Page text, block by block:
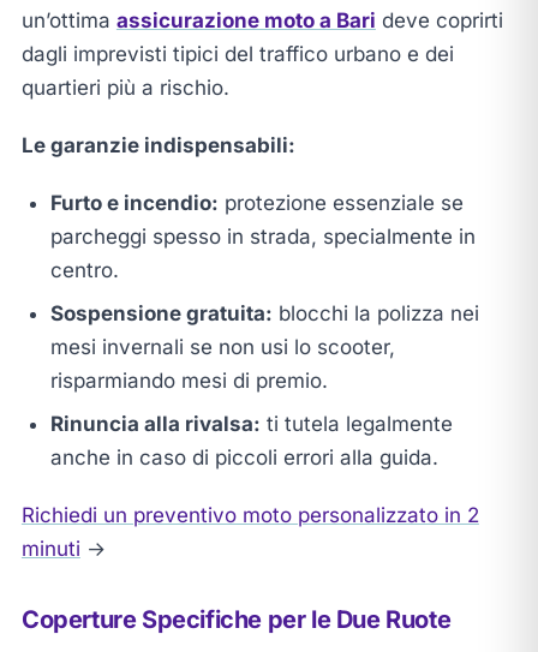
un’ottima assicurazione moto a Bari deve coprirti
dagli imprevisti tipici del traffico urbano e dei
quartieri più a rischio.
Le garanzie indispensabili:
Furto e incendio: protezione essenziale se
parcheggi spesso in strada, specialmente in
centro.
Sospensione gratuita: blocchi la polizza nei
mesi invernali se non usi lo scooter,
risparmiando mesi di premio.
Rinuncia alla rivalsa: ti tutela legalmente
anche in caso di piccoli errori alla guida.
Richiedi un preventivo moto personalizzato in 2
minuti →
Coperture Specifiche per le Due Ruote